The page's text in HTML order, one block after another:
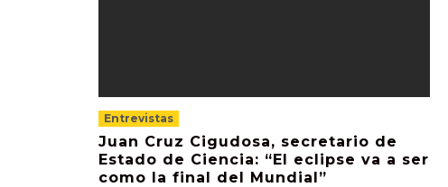
Entrevistas
Juan Cruz Cigudosa, secretario de
Estado de Ciencia: “El eclipse va a ser
como la final del Mundial”